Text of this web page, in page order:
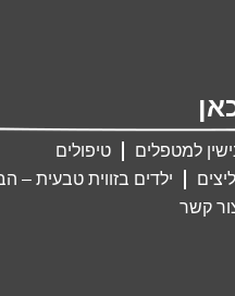
למטפלים
טיפולים
ילדים בזווית טבעית –
קשר